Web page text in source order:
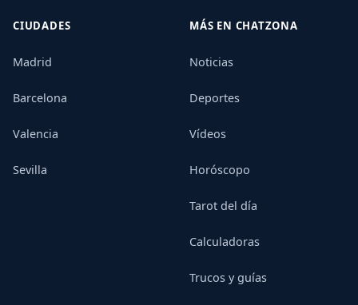
CIUDADES
Madrid
Barcelona
Valencia
Sevilla
MÁS EN CHATZONA
Noticias
Deportes
Vídeos
Horóscopo
Tarot del día
Calculadoras
Trucos y guías